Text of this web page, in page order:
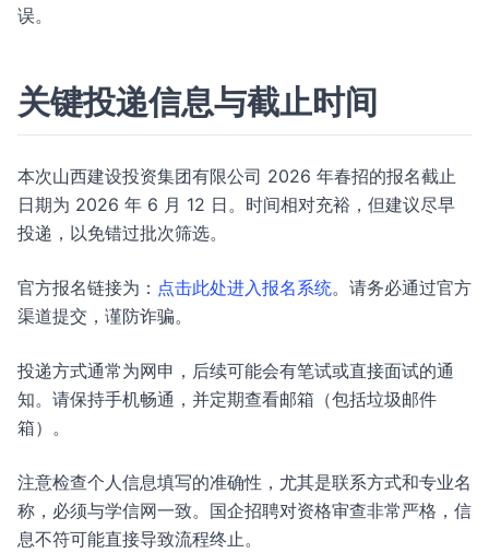
误。
关键投递信息与截止时间
本次山西建设投资集团有限公司 2026 年春招的报名截止
日期为 2026 年 6 月 12 日。时间相对充裕，但建议尽早
投递，以免错过批次筛选。
官方报名链接为： 点击此处进入报名系统。请务必通过官方
渠道提交，谨防诈骗。
投递方式通常为网申，后续可能会有笔试或直接面试的通
知。请保持手机畅通，并定期查看邮箱（包括垃圾邮件
箱）。
注意检查个人信息填写的准确性，尤其是联系方式和专业名
称，必须与学信网一致。国企招聘对资格审查非常严格，信
息不符可能直接导致流程终止。